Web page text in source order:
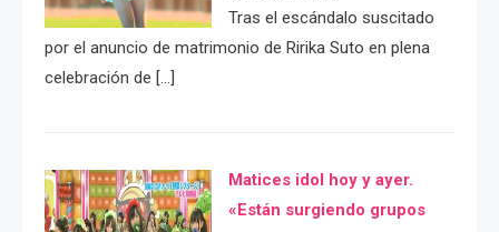
Tras el escándalo suscitado
por el anuncio de matrimonio de Ririka Suto en plena
celebración de […]
Matices idol hoy y ayer.
«Están surgiendo grupos